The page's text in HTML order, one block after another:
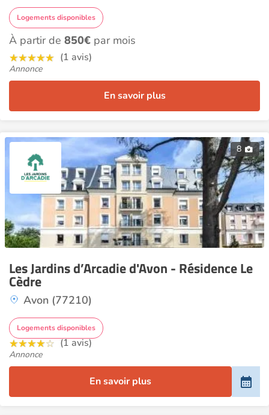
Logements disponibles
À partir de 850€ par mois
(1 avis)
Annonce
En savoir plus
8
Les Jardins d’Arcadie d'Avon - Résidence Le
Cèdre
Avon (77210)
Logements disponibles
(1 avis)
Annonce
En savoir plus